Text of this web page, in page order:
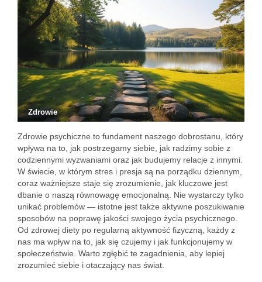
Zdrowie
Zdrowie psychiczne to fundament naszego dobrostanu, który
wpływa na to, jak postrzegamy siebie, jak radzimy sobie z
codziennymi wyzwaniami oraz jak budujemy relacje z innymi.
W świecie, w którym stres i presja są na porządku dziennym,
coraz ważniejsze staje się zrozumienie, jak kluczowe jest
dbanie o naszą równowagę emocjonalną. Nie wystarczy tylko
unikać problemów — istotne jest także aktywne poszukiwanie
sposobów na poprawę jakości swojego życia psychicznego.
Od zdrowej diety po regularną aktywność fizyczną, każdy z
nas ma wpływ na to, jak się czujemy i jak funkcjonujemy w
społeczeństwie. Warto zgłębić te zagadnienia, aby lepiej
zrozumieć siebie i otaczający nas świat.